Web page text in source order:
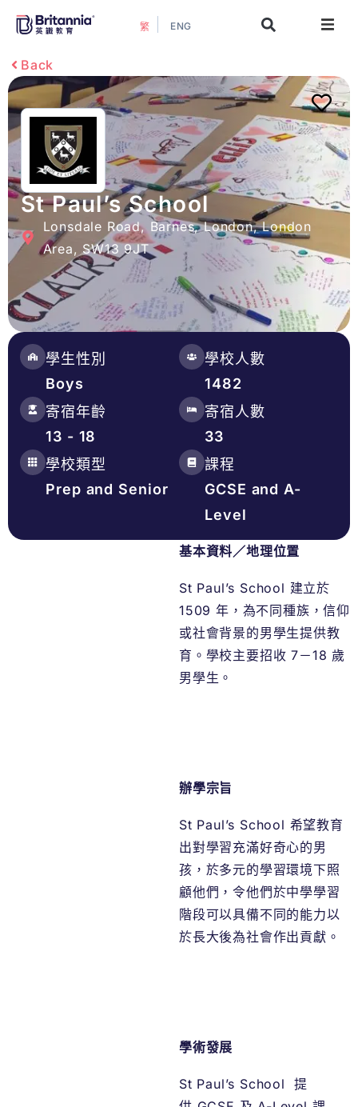
繁 ENG
最新活動
升學指南
升學資訊
增值服務
預約諮詢
Back
St Paul’s School
Lonsdale Road, Barnes, London, London
Area, SW13 9JT
學生性別
Boys
寄宿年齡
13 - 18
學校類型
Prep and Senior
學校人數
1482
寄宿人數
33
課程
GCSE and A-
Level
基本資料／地理位置
St Paul’s School 建立於
1509 年，為不同種族，信仰
或社會背景的男學生提供教
育。學校主要招收 7－18 歲
男學生。
辦學宗旨
St Paul’s School 希望教育
出對學習充滿好奇心的男
孩，於多元的學習環境下照
顧他們，令他們於中學學習
階段可以具備不同的能力以
於長大後為社會作出貢獻。
學術發展
St Paul’s School 提